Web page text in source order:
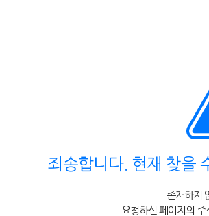
죄송합니다. 현재 찾을
존재하지
요청하신 페이지의 주